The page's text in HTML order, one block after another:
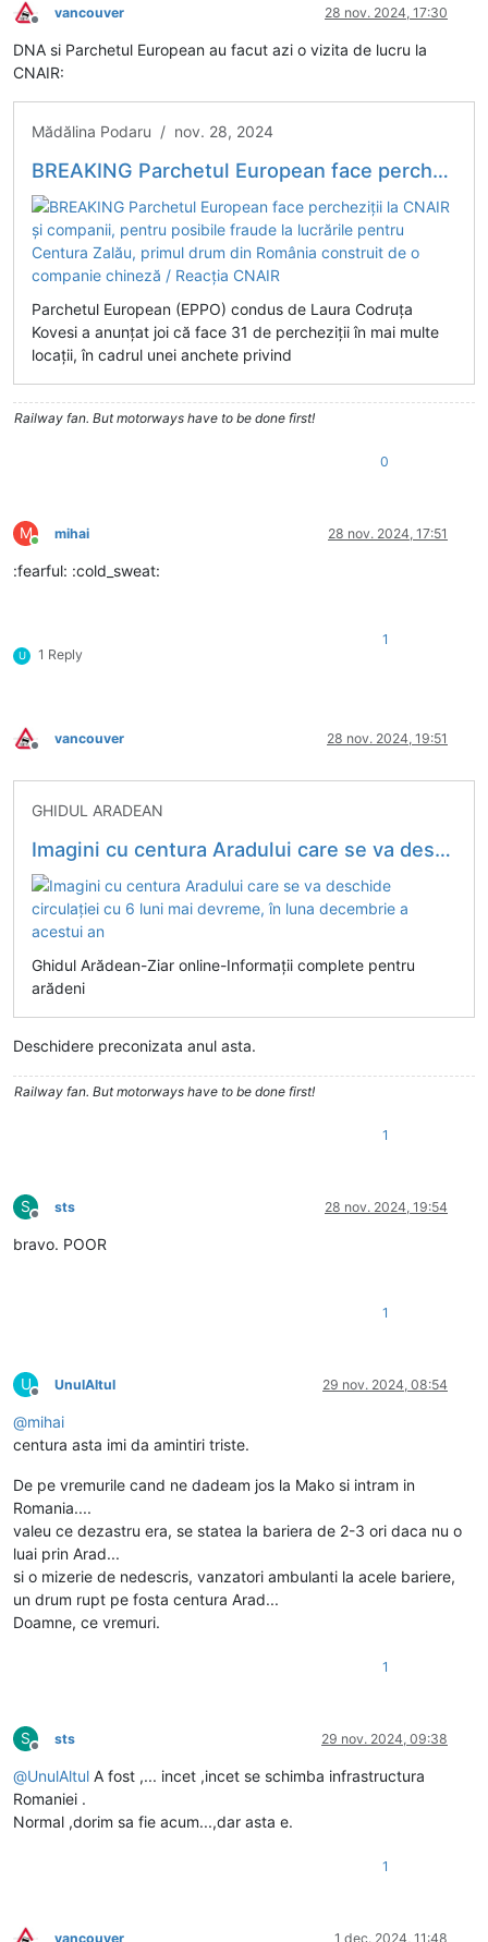
Deconectat
vancouver 28 nov. 2024, 17:30
DNA si Parchetul European au facut azi o vizita de lucru la
CNAIR:
Mădălina Podaru / nov. 28, 2024
BREAKING Parchetul European face percheziții la CNAIR și companii, pentru posibile fraude la lucrările pentru Centura Zalău, primul drum din România construit de o companie chineză / Reacția CNAIR
Parchetul European (EPPO) condus de Laura Codruța
Kovesi a anunțat joi că face 31 de percheziții în mai multe
locații, în cadrul unei anchete privind
Railway fan. But motorways have to be done first!
0
M
Conectat
mihai 28 nov. 2024, 17:51
:fearful: :cold_sweat:
U 1 Reply
1
Deconectat
vancouver 28 nov. 2024, 19:51
GHIDUL ARADEAN
Imagini cu centura Aradului care se va deschide circulației cu 6 luni mai devreme, în luna decembrie a acestui an
Ghidul Arădean-Ziar online-Informații complete pentru
arădeni
Deschidere preconizata anul asta.
Railway fan. But motorways have to be done first!
1
S
Deconectat
sts 28 nov. 2024, 19:54
bravo. POOR
1
U
Deconectat
UnulAltul 29 nov. 2024, 08:54
@mihai
centura asta imi da amintiri triste.
De pe vremurile cand ne dadeam jos la Mako si intram in
Romania....
valeu ce dezastru era, se statea la bariera de 2-3 ori daca nu o
luai prin Arad...
si o mizerie de nedescris, vanzatori ambulanti la acele bariere,
un drum rupt pe fosta centura Arad...
Doamne, ce vremuri.
1
S
Deconectat
sts 29 nov. 2024, 09:38
@UnulAltul A fost ,... incet ,incet se schimba infrastructura
Romaniei .
Normal ,dorim sa fie acum...,dar asta e.
1
vancouver 1 dec. 2024, 11:48